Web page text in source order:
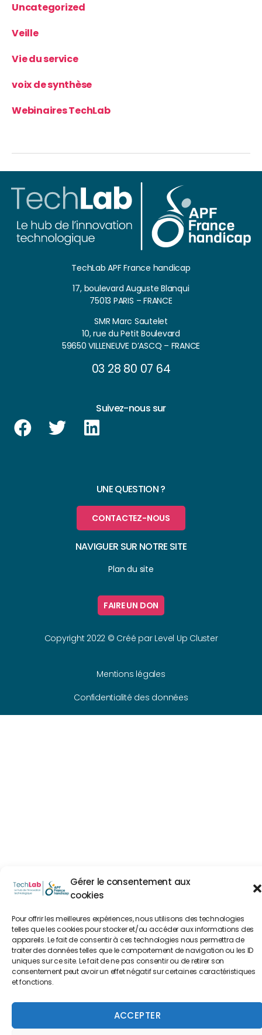
Gérer le consentement aux
cookies
Pour offrir les meilleures expériences, nous utilisons des technologies
telles que les cookies pour stocker et/ou accéder aux informations des
appareils. Le fait de consentir à ces technologies nous permettra de
traiter des données telles que le comportement de navigation ou les ID
uniques sur ce site. Le fait de ne pas consentir ou de retirer son
consentement peut avoir un effet négatif sur certaines caractéristiques
et fonctions.
ACCEPTER
Uncategorized
Veille
Vie du service
voix de synthèse
Webinaires TechLab
TechLab APF France handicap
17, boulevard Auguste Blanqui
75013 PARIS – FRANCE
SMR Marc Sautelet
10, rue du Petit Boulevard
59650 VILLENEUVE D’ASCQ – FRANCE
03 28 80 07 64
Suivez-nous sur
UNE QUESTION ?
CONTACTEZ-NOUS
NAVIGUER SUR NOTRE SITE
Plan du site
FAIRE UN DON
Copyright 2022 © Créé par Level Up Cluster
Mentions légales
Confidentialité des données